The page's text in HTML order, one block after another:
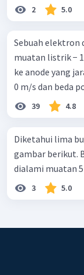
2 5.0
Sebuah elektron
muatan listrik − 1
ke anode yang
0 m/s dan beda
39 4.8
Diketahui lima
gambar berikut. Besar energi potensial listrik yang
dialami muatan 5
3 5.0